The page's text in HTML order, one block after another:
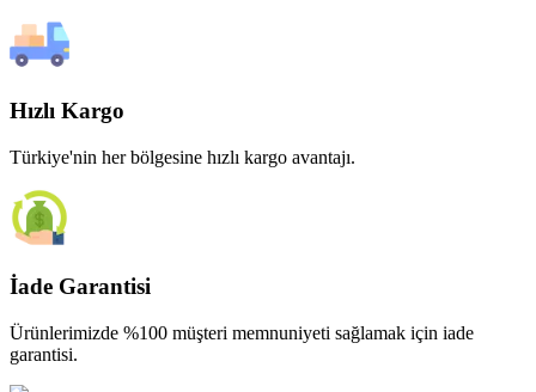
Hızlı Kargo
Türkiye'nin her bölgesine hızlı kargo avantajı.
İade Garantisi
Ürünlerimizde %100 müşteri memnuniyeti sağlamak için iade
garantisi.